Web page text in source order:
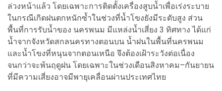
ล่วงหน้าแล้ว โดยเฉพาะการติดตั้งเครื่องสูบน้ำเพื่อเร่งระบาย
ในกรณีเกิดฝนตกหนักซ้ำในช่วงที่น้ำโขงยังมีระดับสูง ส่วน
พื้นที่การรับน้ำของ นครพนม มีแหล่งน้ำเสี่ยง 3 ทิศทาง ได้แก่
น้ำจากจังหวัดสกลนครทางตอนบน น้ำฝนในพื้นที่นครพนม
และน้ำโขงที่หนุนจากตอนเหนือ จึงต้องเฝ้าระวังต่อเนื่อง
จนกว่าจะพ้นฤดูฝน โดยเฉพาะในช่วงเดือนสิงหาคม–กันยายน
ที่มีความเสี่ยงอาจมีพายุเคลื่อนผ่านประเทศไทย